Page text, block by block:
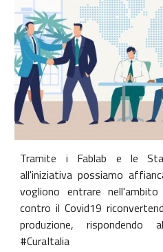
Tramite i Fablab e le
all'iniziativa possiamo
vogliono entrare
contro il Covid19
produzione,
#CuraItalia